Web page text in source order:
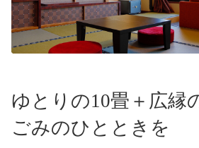
ゆとりの10畳＋広縁
ごみのひとときを